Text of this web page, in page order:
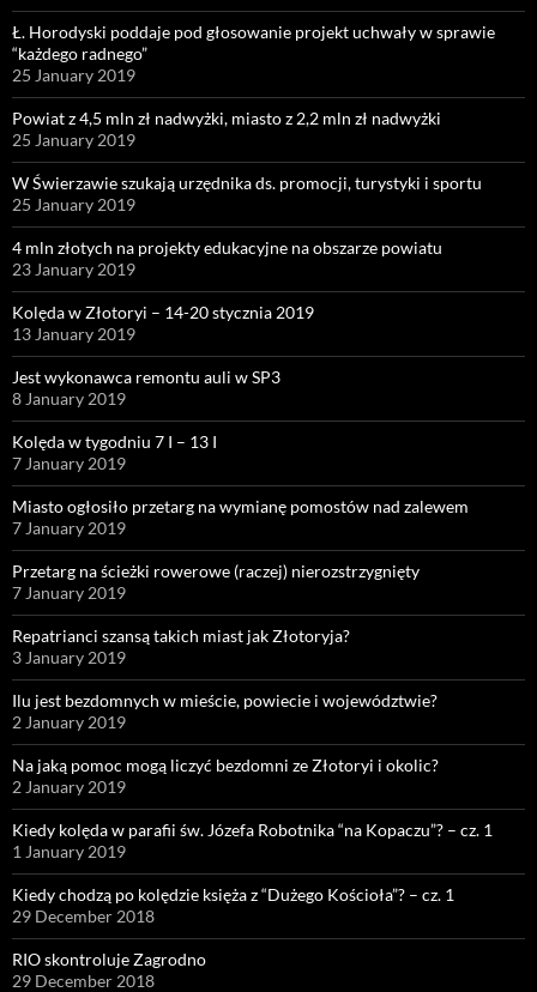
Ł. Horodyski poddaje pod głosowanie projekt uchwały w sprawie
“każdego radnego”
25 January 2019
Powiat z 4,5 mln zł nadwyżki, miasto z 2,2 mln zł nadwyżki
25 January 2019
W Świerzawie szukają urzędnika ds. promocji, turystyki i sportu
25 January 2019
4 mln złotych na projekty edukacyjne na obszarze powiatu
23 January 2019
Kolęda w Złotoryi – 14-20 stycznia 2019
13 January 2019
Jest wykonawca remontu auli w SP3
8 January 2019
Kolęda w tygodniu 7 I – 13 I
7 January 2019
Miasto ogłosiło przetarg na wymianę pomostów nad zalewem
7 January 2019
Przetarg na ścieżki rowerowe (raczej) nierozstrzygnięty
7 January 2019
Repatrianci szansą takich miast jak Złotoryja?
3 January 2019
Ilu jest bezdomnych w mieście, powiecie i województwie?
2 January 2019
Na jaką pomoc mogą liczyć bezdomni ze Złotoryi i okolic?
2 January 2019
Kiedy kolęda w parafii św. Józefa Robotnika “na Kopaczu”? – cz. 1
1 January 2019
Kiedy chodzą po kolędzie księża z “Dużego Kościoła”? – cz. 1
29 December 2018
RIO skontroluje Zagrodno
29 December 2018